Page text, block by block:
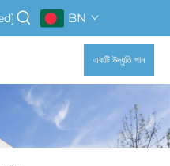
BN
একটি উদ্ধৃতি পান